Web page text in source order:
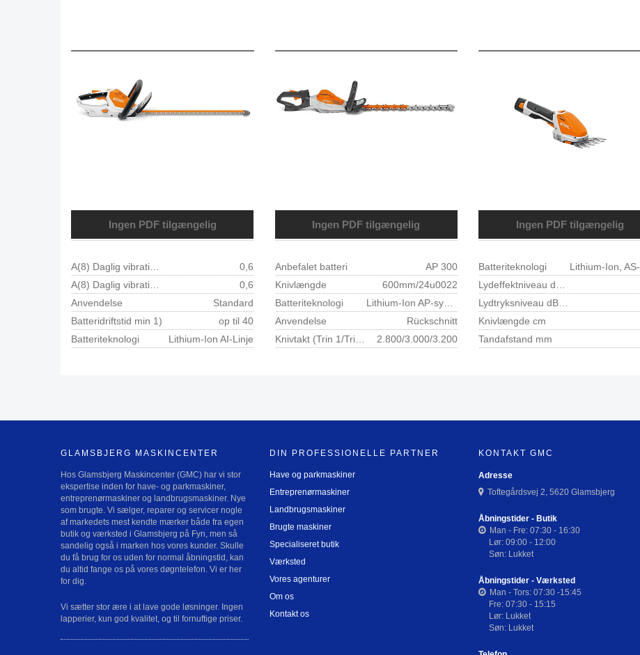
Ingen PDF tilgængelig
0,6
0,6
Anvendelse
Standard
Batteridriftstid min 1)
op til 40
Batteriteknologi
Lithium-Ion AI-Linje
Ingen PDF tilgængelig
Anbefalet batteri
AP 300
Knivlængde
600mm/24u0022
Batteriteknologi
Lithium-Ion AP-system
Anvendelse
Rückschnitt
Knivtakt (Trin 1/Trin 2/Trin 3) 1/min
2.800/3.000/3.200
Ingen PDF tilgængelig
Batteriteknologi
Knivlængde cm
Tandafstand mm
GLAMSBJERG MASKINCENTER
Hos Glamsbjerg Maskincenter (GMC) har vi stor
ekspertise inden for have- og parkmaskiner,
entreprenørmaskiner og landbrugsmaskiner. Nye
som brugte. Vi sælger, reparer og servicer nogle
af markedets mest kendte mærker både fra egen
butik og værksted i Glamsbjerg på Fyn, men så
sandelig også i marken hos vores kunder. Skulle
du få brug for os uden for normal åbningstid, kan
du altid fange os på vores døgntelefon. Vi er her
for dig.
Vi sætter stor ære i at lave gode løsninger. Ingen
lapperier, kun god kvalitet, og til fornuftige priser.
DIN PROFESSIONELLE PARTNER
Have og parkmaskiner
Entreprenørmaskiner
Landbrugsmaskiner
Brugte maskiner
Specialiseret butik
Værksted
Vores agenturer
Om os
Kontakt os
KONTAKT GMC
Adresse
Toftegårdsvej 2, 5620 Glamsbjerg
Åbningstider - Butik
Man - Fre: 07:30 - 16:30
Lør: 09:00 - 12:00
Søn: Lukket
Åbningstider - Værksted
Man - Tors: 07:30 -15:45
Fre: 07:30 - 15:15
Lør: Lukket
Søn: Lukket